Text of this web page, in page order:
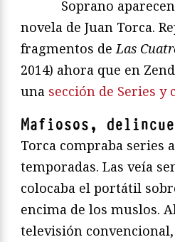
Soprano
novela de Juan Torca.
fragmentos deLas
2014) ahora que en
una sección de Series y
Mafiosos,
Torca compraba series
temporadas. Las veía
colocaba el portátil
encima de los muslos.
televisión